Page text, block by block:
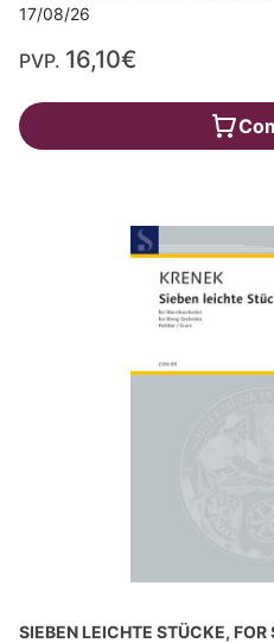
17/08/26
PVP. 16,10€
SIEBEN LEICHTE STÜCKE, FOR